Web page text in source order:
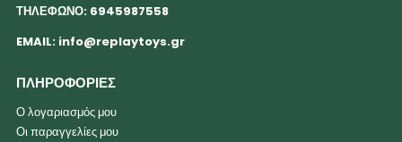
ΤΗΛΕΦΩΝΟ: 6945987558
EMAIL: info@replaytoys.gr
ΠΛΗΡΟΦΟΡΙΕΣ
Ο λογαριασμός μου
Οι παραγγελίες μου